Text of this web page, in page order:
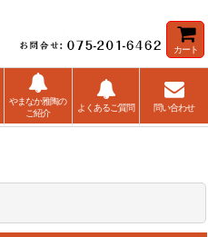
カート
やまなか雅陶の
ご紹介
よくあるご質問 問い合わせ